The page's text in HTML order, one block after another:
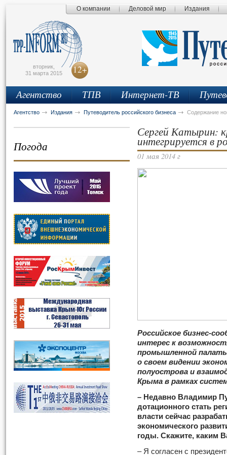
О компании Деловой мир Издания
вторник,
31 марта 2015
12+
Агентство ТПВ Интернет-ТВ
Агентство Издания Путеводитель российского бизнеса Содержание
Погода
Сергей Катырин:
интегрируется в
01 мая 2014 г
Российское бизнес-
интерес к
промышленной палаты
о своем видении
полуострова и
Крыма в рамках
– Недавно Владимир
дотационного стать
власти сейчас
экономического
годы. Скажите, каким
– Я согласен с